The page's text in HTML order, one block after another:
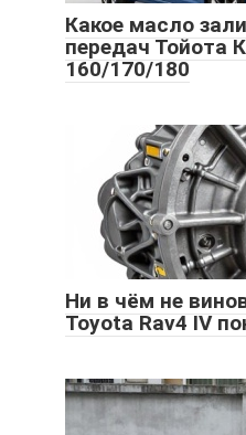
Какое масло
передач Тойота
160/170/180
Ни в чём не
Toyota Rav4 IV